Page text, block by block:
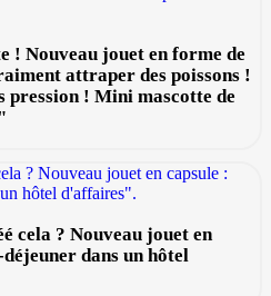
! Nouveau jouet en forme de
attraper des poissons !
pression ! Mini mascotte de
cela ? Nouveau jouet en
dans un hôtel